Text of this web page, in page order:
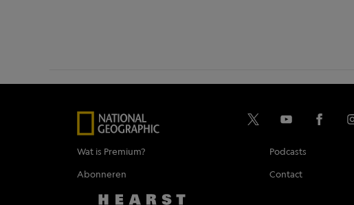
Wat is Premium? Podcasts
Abonneren
Contact